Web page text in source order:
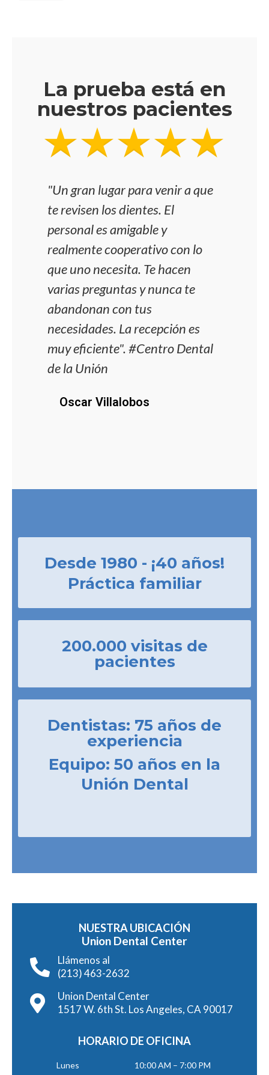
La prueba está en
nuestros pacientes
"Un gran lugar para venir a que
te revisen los dientes. El
personal es amigable y
realmente cooperativo con lo
que uno necesita. Te hacen
varias preguntas y nunca te
abandonan con tus
necesidades. La recepción es
muy eficiente". #Centro Dental
de la Unión
Oscar Villalobos
Desde 1980 - ¡40 años!
Práctica familiar
200.000 visitas de
pacientes
Dentistas: 75 años de
experiencia
Equipo: 50 años en la
Unión Dental
NUESTRA UBICACIÓN
Union Dental Center
Llámenos al
(213) 463-2632
Union Dental Center
1517 W. 6th St. Los Angeles, CA 90017
HORARIO DE OFICINA
Lunes 10:00 AM – 7:00 PM